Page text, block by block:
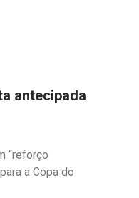
antecipada
“reforço
a Copa do